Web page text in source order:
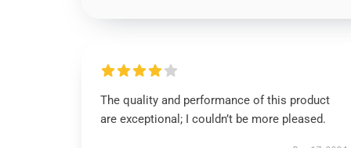
The quality and performance of this product
are exceptional; I couldn’t be more pleased.